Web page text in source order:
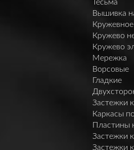
Тесьма
Вышивка
Кружево
Кружево
Мережка
Ворсовые
Гладкие
Застежки
Каркасы
Пластины
Застежки
Застежки